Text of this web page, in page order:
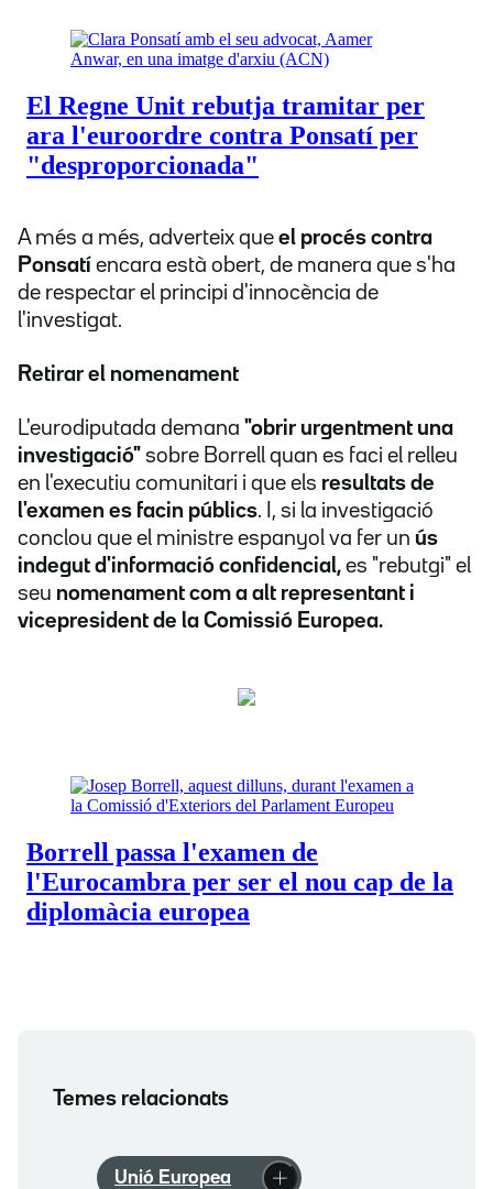
A més a més, adverteix que el procés contra
Ponsatí encara està obert, de manera que s'ha
de respectar el principi d'innocència de
l'investigat.
Retirar el nomenament
L'eurodiputada demana "obrir urgentment una
investigació" sobre Borrell quan es faci el relleu
en l'executiu comunitari i que els resultats de
l'examen es facin públics. I, si la investigació
conclou que el ministre espanyol va fer un ús
indegut d'informació confidencial, es "rebutgi" el
seu nomenament com a alt representant i
vicepresident de la Comissió Europea.
Temes relacionats
Unió Europea